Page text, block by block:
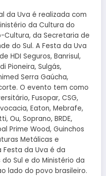
da Uva é realizada com
da Cultura do
Cultura, da Secretaria de
do Sul. A Festa da Uva
HDI Seguros, Banrisul,
Pioneira, Sulgás,
Serra Gaúcha,
O evento tem como
Fusopar, CSG,
Eaton, Mebrafe,
Ou, Soprano, BRDE,
Prime Wood, Guinchos
Metálicas e
Festa da Uva é da
Sul e do Ministério da
lado do povo brasileiro.